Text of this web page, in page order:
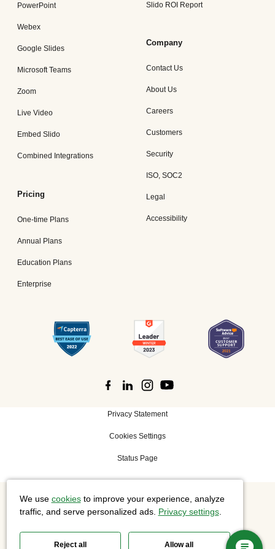
PowerPoint
Webex
Google Slides
Microsoft Teams
Zoom
Live Video
Embed Slido
Combined Integrations
Pricing
One-time Plans
Annual Plans
Education Plans
Enterprise
Slido ROI Report
Company
Contact Us
About Us
Careers
Customers
Security
ISO, SOC2
Legal
Accessibility
Privacy Statement
Cookies Settings
Status Page
©2026 Cisco Systems, Inc. All rights reserved.
We use cookiesto improve your experience, analyze
traffic, and serve personalized ads. Privacy settings.
Reject all Allow all